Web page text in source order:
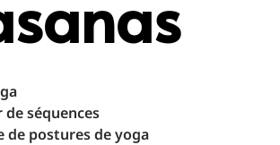
séquences
de postures de yoga